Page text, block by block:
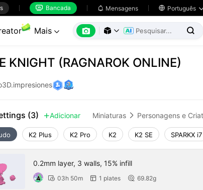
 Bancada  Mensagens  Português
Mais     
KNIGHT (RAGNAROK ONLINE)
(3) Adicionar Miniaturas  Personagens e
K2 Plus K2 Pro K2 K2 SE SPARKX i7
0.2mm layer, 3 walls, 15% infill
 03h 50m  1 plates  69.82g